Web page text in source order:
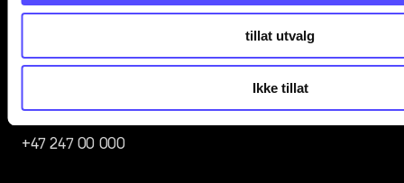
tillat utvalg
Ikke tillat
+47 247 00 000